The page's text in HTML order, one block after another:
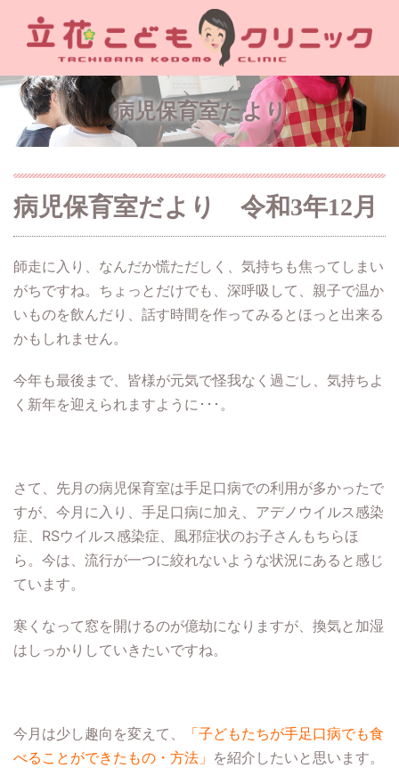
病児保育室たより
病児保育室だより 令和3年12月
師走に入り、なんだか慌ただしく、気持ちも焦ってしまい
がちですね。ちょっとだけでも、深呼吸して、親子で温か
いものを飲んだり、話す時間を作ってみるとほっと出来る
かもしれません。
今年も最後まで、皆様が元気で怪我なく過ごし、気持ちよ
く新年を迎えられますように･･･。
さて、先月の病児保育室は手足口病での利用が多かったで
すが、今月に入り、手足口病に加え、アデノウイルス感染
症、RSウイルス感染症、風邪症状のお子さんもちらほ
ら。今は、流行が一つに絞れないような状況にあると感じ
ています。
寒くなって窓を開けるのが億劫になりますが、換気と加湿
はしっかりしていきたいですね。
今月は少し趣向を変えて、
「子どもたちが手足口病でも食
べることができたもの・方法」 を紹介したいと思います。